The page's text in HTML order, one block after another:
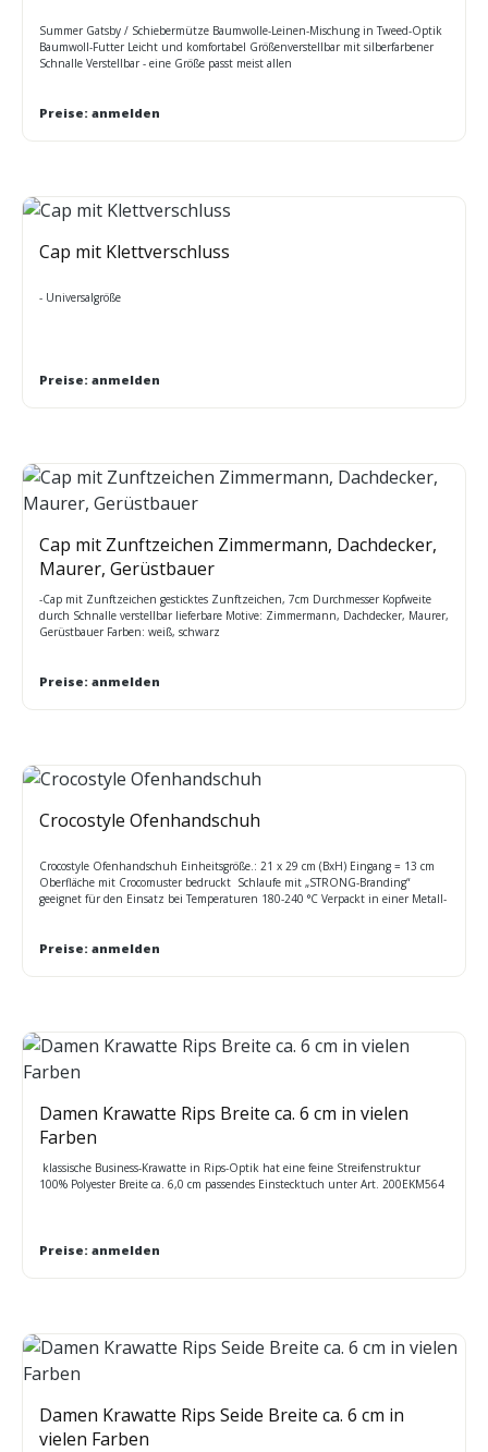
Summer Gatsby / Schiebermütze Baumwolle-Leinen-Mischung in Tweed-Optik
Baumwoll-Futter Leicht und komfortabel Größenverstellbar mit silberfarbener
Schnalle Verstellbar - eine Größe passt meist allen
Preise: anmelden
Cap mit Klettverschluss
- Universalgröße
Preise: anmelden
Cap mit Zunftzeichen Zimmermann, Dachdecker,
Maurer, Gerüstbauer
-Cap mit Zunftzeichen gesticktes Zunftzeichen, 7cm Durchmesser Kopfweite
durch Schnalle verstellbar lieferbare Motive: Zimmermann, Dachdecker, Maurer,
Gerüstbauer Farben: weiß, schwarz
Preise: anmelden
Crocostyle Ofenhandschuh
Crocostyle Ofenhandschuh Einheitsgröße.: 21 x 29 cm (BxH) Eingang = 13 cm
Oberfläche mit Crocomuster bedruckt Schlaufe mit „STRONG-Branding“
geeignet für den Einsatz bei Temperaturen 180-240 °C Verpackt in einer Metall-
Preise: anmelden
Damen Krawatte Rips Breite ca. 6 cm in vielen
Farben
klassische Business-Krawatte in Rips-Optik hat eine feine Streifenstruktur
100% Polyester Breite ca. 6,0 cm passendes Einstecktuch unter Art. 200EKM564
Preise: anmelden
Damen Krawatte Rips Seide Breite ca. 6 cm in
vielen Farben